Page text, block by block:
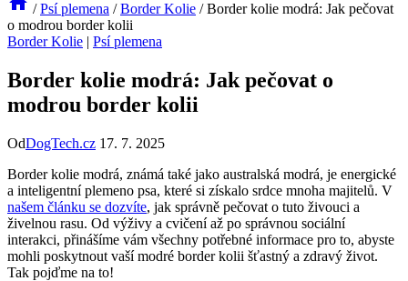
/ Psí plemena / Border Kolie / Border kolie modrá: Jak pečovat
o modrou border kolii
Border Kolie | Psí plemena
Border kolie modrá: Jak pečovat o
modrou border kolii
OdDogTech.cz 17. 7. 2025
Border kolie modrá, známá také jako australská modrá, je energické
a inteligentní plemeno psa, které si získalo srdce mnoha majitelů. V
našem článku se dozvíte, jak správně pečovat o tuto živouci a
živelnou rasu. Od výživy a cvičení až po správnou sociální
interakci, přinášíme vám všechny potřebné informace pro to, abyste
mohli poskytnout vaší modré border kolii šťastný a zdravý život.
Tak pojďme na to!